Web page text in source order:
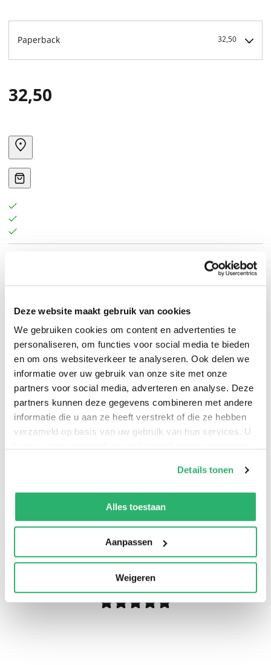
Deze website maakt gebruik van cookies
We gebruiken cookies om content en advertenties te
personaliseren, om functies voor social media te bieden
en om ons websiteverkeer te analyseren. Ook delen we
informatie over uw gebruik van onze site met onze
partners voor social media, adverteren en analyse. Deze
partners kunnen deze gegevens combineren met andere
informatie die u aan ze heeft verstrekt of die ze hebben
verzameld op basis van uw gebruik van hun services. U
kunnen ontvangen en verwerken.
Details tonen
Alles toestaan
Aanpassen
Weigeren
Paperback 32,50
32,50
Het dikke boek met de dierenverhalen van Toon
Tellegen, dat onderhand zo populair is geworden als de
niemand anders en De verjaardag van alle anderen.
Een bonus van maar liefst negenennegentig verhalen!
Mance Post vulde haar veelgeprezen verzameling
Vignetten voor de wereld van Tellegen aan met nieuwe
diersoorten.